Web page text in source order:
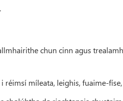
chun cinn agus
réimsí míleata, leighis, fuaime-